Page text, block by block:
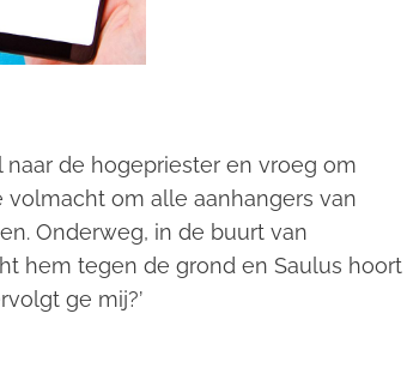
de hogepriester en vroeg om
om alle aanhangers van
Onderweg, in de buurt van
hem tegen de grond en Saulus hoort
ge mij?’